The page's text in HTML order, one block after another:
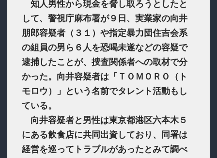
知人男性から現金を脅し取ろうとしたと
して、警視庁麻布署が９日、実業家の向井
朋郎容疑者（３１）や指定暴力団住吉会系
の組員の男ら６人を恐喝未遂などの容疑で
逮捕したことが、捜査関係者への取材で分
かった。向井容疑者は「ＴＯＭＯＲＯ（ト
モロウ）」という名前でタレント活動もし
ている。
向井容疑者と男性は東京都港区六本木５
にある飲食店に共同出資しており、同署は
経営を巡ってトラブルがあったとみて調べ